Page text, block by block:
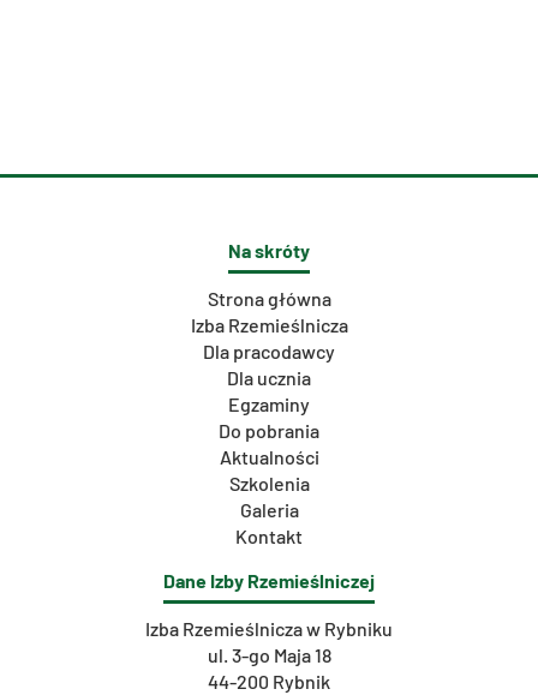
Na skróty
Strona główna
Izba Rzemieślnicza
Dla pracodawcy
Dla ucznia
Egzaminy
Do pobrania
Aktualności
Szkolenia
Galeria
Kontakt
Dane Izby Rzemieślniczej
Izba Rzemieślnicza w Rybniku
ul. 3-go Maja 18
44-200 Rybnik